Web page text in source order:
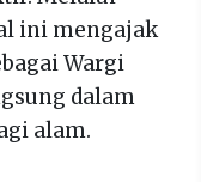
ini mengajak
Wargi
dalam
alam.